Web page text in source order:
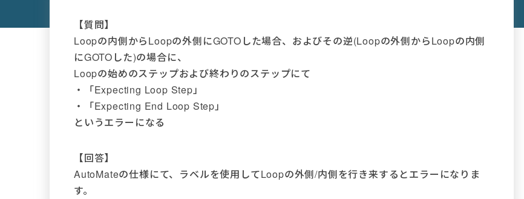
【質問】
Loopの内側からLoopの外側にGOTOした場合、およびその逆(Loopの外側からLoopの内側
にGOTOした)の場合に、
Loopの始めのステップおよび終わりのステップにて
・「Expecting Loop Step」
・「Expecting End Loop Step」
というエラーになる
【回答】
AutoMateの仕様にて、ラベルを使用してLoopの外側/内側を行き来するとエラーになりま
す。